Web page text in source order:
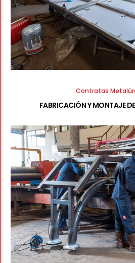
Contratas
FABRICACIÓN Y MONTAJE